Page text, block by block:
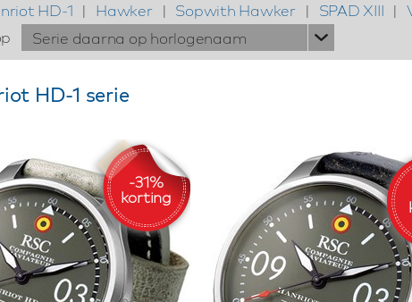
HD-1 | Hawker | Sopwith Hawker | SPAD XIII |
Serie daarna op horlogenaam
HD-1 serie